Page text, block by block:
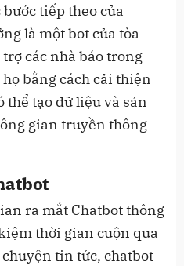
tiếp theo của
là một bot của tòa
các nhà báo trong
bằng cách cải thiện
thể tạo dữ liệu và sản
gian truyền thông
ra mắt Chatbot thông
thời gian cuộn qua
tin tức, chatbot